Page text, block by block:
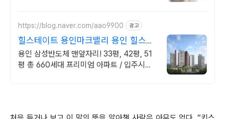
https://blog.naver.com/aao9900 광고
힐스테이트 용인마크밸리 용인 힐스테
이트 특별혜택!
용인 삼성반도체 맨앞자리! 33평, 42평, 51
평 총 660세대 프리미엄 아파트 / 입주시까